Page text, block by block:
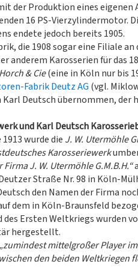
der Produktion eines
16 PS-Vierzylindermotor.
endete jedoch bereits 1905.
die 1908 sogar eine Filiale
Karosserien für das
Horch & Cie(eine in Köln nur bis
Fabrik Deutz AG (vgl.
Karl Deutsch übernommen,
und Karl Deutsch
wurde die J. W. Utermöhle
Karosseriewerk
J. W. Utermöhle G.M.B.H.“
Straße Nr. 98 in Köln-
den Namen der Firma
dem in Köln-Braunsfeld
des Ersten Weltkriegs wurden
hergestellt.
„zumindest mittelgroßer Player
den beiden Weltkriegen